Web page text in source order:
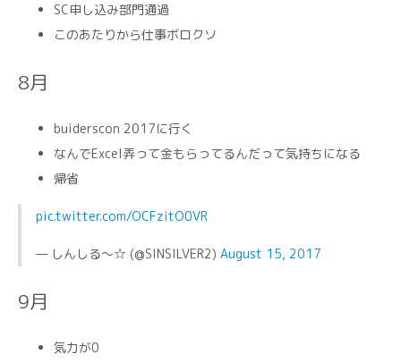
SC申し込み部門通過
このあたりから仕事ボロクソ
8月
buiderscon 2017に行く
なんでExcel弄って金もらってるんだって気持ちになる
帰省
pic.twitter.com/OCFzitO0VR
— しんしる～☆ (@SINSILVER2) August 15, 2017
9月
気力が0